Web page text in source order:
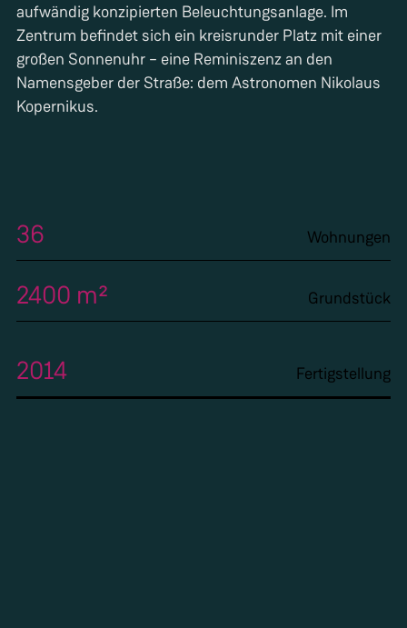
aufwändig konzipierten Beleuchtungsanlage. Im
Zentrum befindet sich ein kreisrunder Platz mit einer
großen Sonnenuhr – eine Reminiszenz an den
Namensgeber der Straße: dem Astronomen Nikolaus
Kopernikus.
Wohnungen
36
Grundstück
2400 m²
Fertigstellung
2014